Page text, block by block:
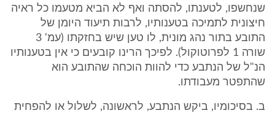
שנחשפו, לטענתו, להסתה ואף לא הביא מטעמו כל ראיה
חיצונית לתמיכה בטענותיו, לרבות תיעוד היומן של
התובע בתור נהג מונית, לו טען שיש בחזקתו (עמ' 3
שורה 1 לפרוטוקול). לפיכך הרינו קובעים כי אין בטענותיו
הנ"ל של הנתבע כדי להוות הוכחה שהתובע הוא
שהתפטר מעבודתו.
ב. בסיכומיו, ביקש הנתבע, לראשונה, לשלול או להפחית